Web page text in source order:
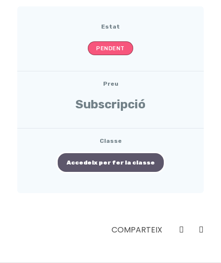
Estat
PENDENT
Preu
Subscripció
Classe
Accedeix per fer la classe
COMPARTEIX